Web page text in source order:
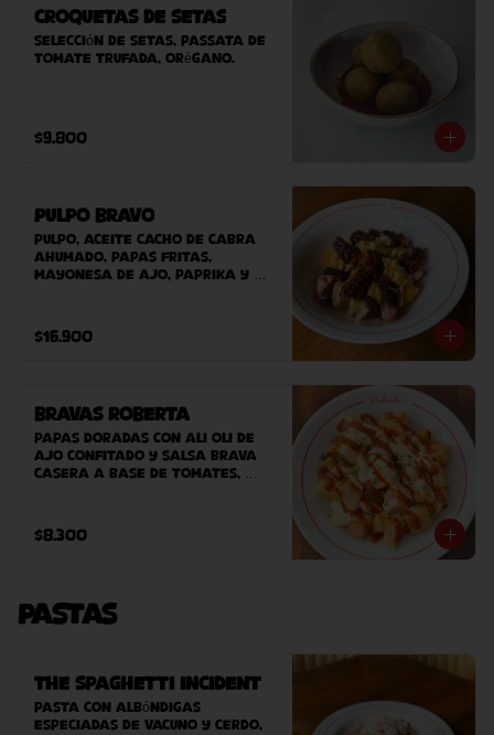
Croquetas de Setas
Selección de setas, passata de
tomate trufada, orégano.
$9.800
Pulpo Bravo
Pulpo, aceite cacho de cabra
ahumado, papas fritas,
mayonesa de ajo, paprika y
$16.900
Bravas Roberta
Papas doradas con ali oli de
ajo confitado y salsa brava
casera a base de tomates,
$8.300
Pastas
The Spaghetti Incident
Pasta con albóndigas
especiadas de vacuno y cerdo,